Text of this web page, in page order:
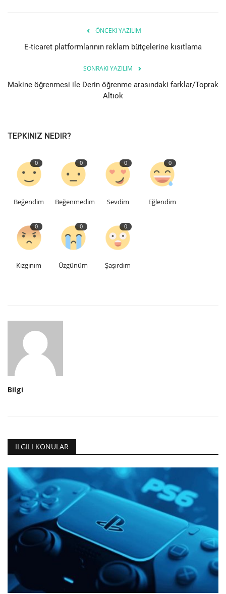
ÖNCEKI YAZILIM
E-ticaret platformlarının reklam bütçelerine kısıtlama
SONRAKI YAZILIM
Makine öğrenmesi ile Derin öğrenme arasındaki farklar/Toprak
Altıok
TEPKINIZ NEDIR?
0
Beğendim
0
Beğenmedim
0
Sevdim
0
Eğlendim
0
Kızgınım
0
Üzgünüm
0
Şaşırdım
Bilgi
ILGILI KONULAR